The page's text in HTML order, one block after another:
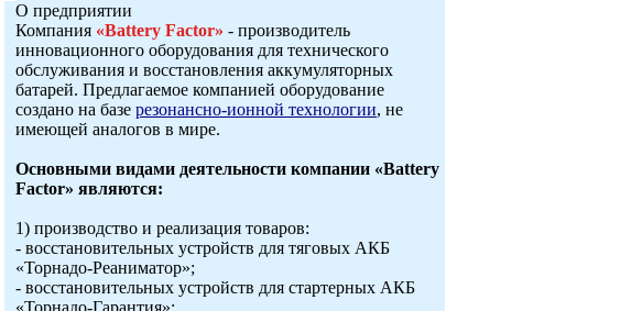
О предприятии
Компания «Battery Factor» - производитель
инновационного оборудования для технического
обслуживания и восстановления аккумуляторных
батарей. Предлагаемое компанией оборудование
создано на базе резонансно-ионной технологии, не
имеющей аналогов в мире.
Основными видами деятельности компании «Battery
Factor» являются:
1) производство и реализация товаров:
- восстановительных устройств для тяговых АКБ
«Торнадо-Реаниматор»;
- восстановительных устройств для стартерных АКБ
«Торнадо-Гарантия»;